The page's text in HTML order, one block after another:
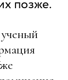
позже.